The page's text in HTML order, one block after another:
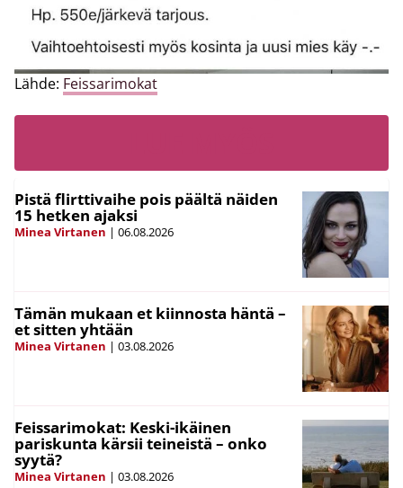
Lähde: Feissarimokat
Pistä flirttivaihe pois päältä näiden
15 hetken ajaksi
Minea Virtanen | 06.08.2026
Tämän mukaan et kiinnosta häntä –
et sitten yhtään
Minea Virtanen | 03.08.2026
Feissarimokat: Keski-ikäinen
pariskunta kärsii teineistä – onko
syytä?
Minea Virtanen | 03.08.2026